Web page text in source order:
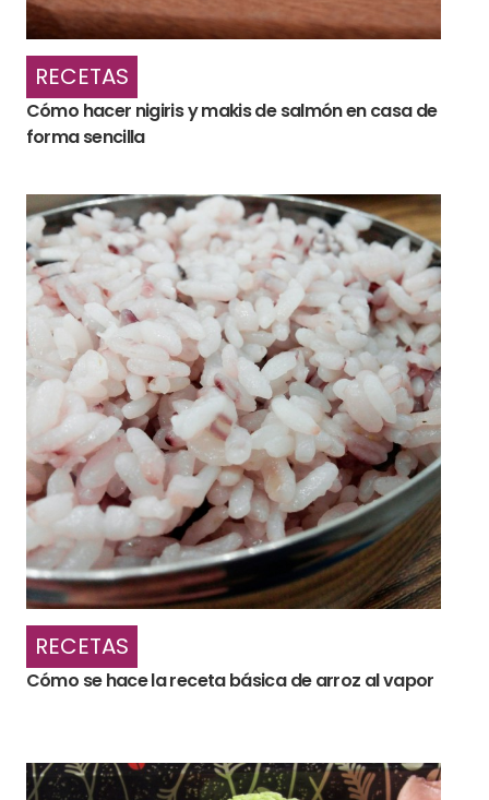
RECETAS
Cómo hacer nigiris y makis de salmón en casa de
forma sencilla
RECETAS
Cómo se hace la receta básica de arroz al vapor